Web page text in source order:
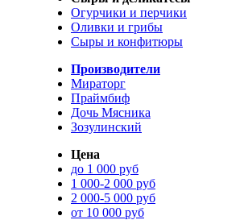
Огурчики и перчики
Оливки и грибы
Сыры и конфитюры
Производители
Мираторг
Праймбиф
Дочь Мясника
Зозулинский
Цена
до 1 000 руб
1 000-2 000 руб
2 000-5 000 руб
от 10 000 руб